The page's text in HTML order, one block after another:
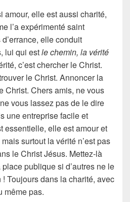
amour, elle est aussi charité,
l’a expérimenté saint
elle conduit
lui qui estle chemin, la vérité
c’est chercher le Christ.
le Christ. Annoncer la
Christ. Chers amis, ne vous
vous lassez pas de le dire
une entreprise facile et
essentielle, elle est amour et
surtout la vérité n’est pas
le Christ Jésus. Mettez-là
publique si d’autres ne le
Toujours dans la charité, avec
même pas.